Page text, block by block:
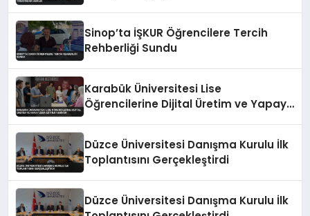
Sinop’ta İŞKUR Öğrencilere Tercih
Rehberliği Sundu
Karabük Üniversitesi Lise
Öğrencilerine Dijital Üretim ve Yapay
Düzce Üniversitesi Danışma Kurulu İlk
Toplantısını Gerçekleştirdi
Düzce Üniversitesi Danışma Kurulu İlk